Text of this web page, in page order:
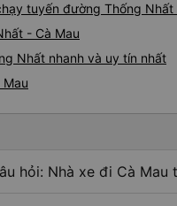
tuyến đường Thống Nhất
- Cà Mau
Nhất nhanh và uy tín nhất
hỏi: Nhà xe đi Cà